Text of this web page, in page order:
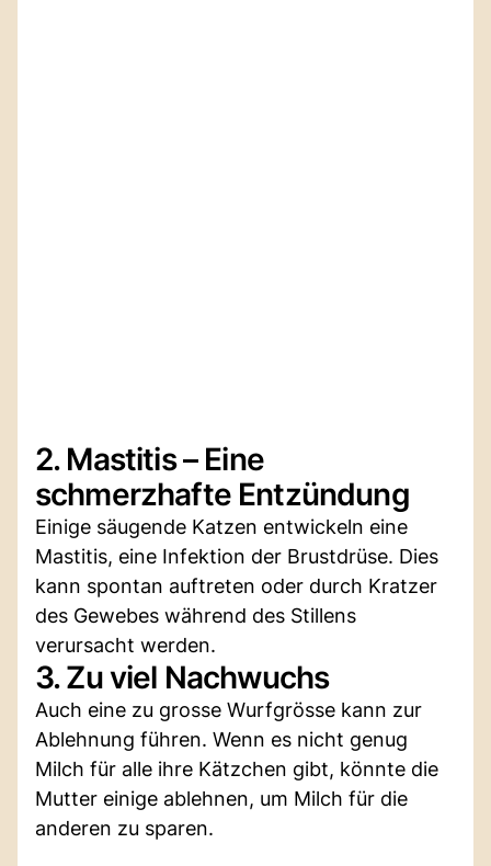
2. Mastitis – Eine
schmerzhafte Entzündung
Einige säugende Katzen entwickeln eine
Mastitis, eine Infektion der Brustdrüse. Dies
kann spontan auftreten oder durch Kratzer
des Gewebes während des Stillens
verursacht werden.
3. Zu viel Nachwuchs
Auch eine zu grosse Wurfgrösse kann zur
Ablehnung führen. Wenn es nicht genug
Milch für alle ihre Kätzchen gibt, könnte die
Mutter einige ablehnen, um Milch für die
anderen zu sparen.